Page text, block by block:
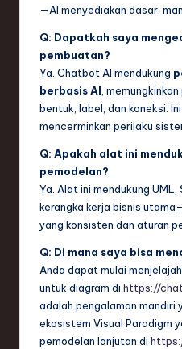
—AI menyediakan dasar,
Q: Dapatkah saya
pembuatan?
Ya. Chatbot AI mendukung
berbasis AI ,
bentuk, label, dan koneksi.
mencerminkan perilaku
Q: Apakah alat ini
pemodelan?
Ya. Alat ini mendukung
kerangka kerja bisnis
yang konsisten dan aturan
Q: Di mana saya bisa
Anda dapat mulai
untuk diagram di https://
adalah pengalaman mandiri
ekosistem Visual Paradigm
pemodelan lanjutan di